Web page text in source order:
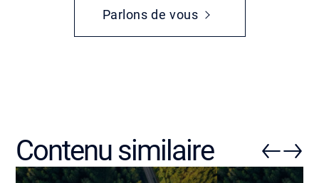
Parlons de vous
Contenu similaire